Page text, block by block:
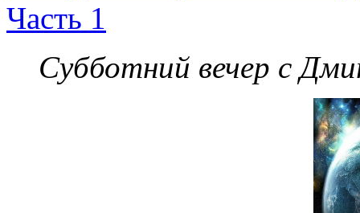
Часть 1
Субботний вечер с